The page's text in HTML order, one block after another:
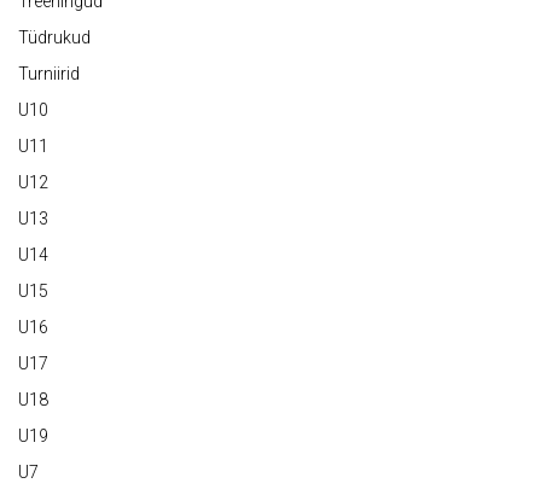
Tüdrukud
Turniirid
U10
U11
U12
U13
U14
U15
U16
U17
U18
U19
U7